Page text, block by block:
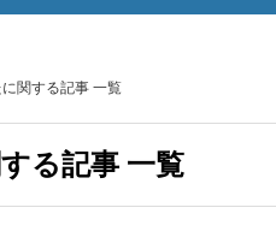
関する記事 一覧
る記事 一覧